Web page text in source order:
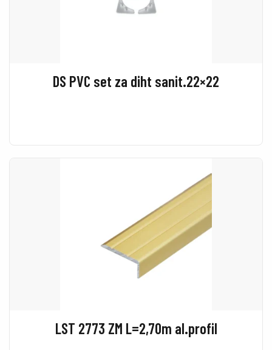
DS PVC set za diht sanit.22×22
LST 2773 ZM L=2,70m al.profil